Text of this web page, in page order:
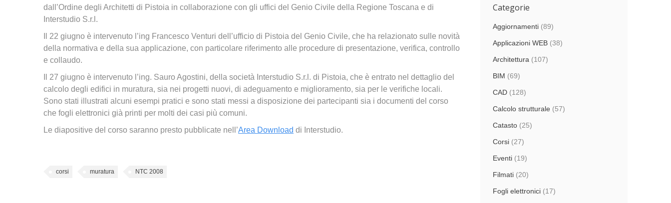
dall’Ordine degli Architetti di Pistoia in collaborazione con gli uffici del Genio Civile della Regione Toscana e di
Interstudio S.r.l.
Il 22 giugno è intervenuto l’ing Francesco Venturi dell’ufficio di Pistoia del Genio Civile, che ha relazionato sulle novità
della normativa e della sua applicazione, con particolare riferimento alle procedure di presentazione, verifica, controllo
e collaudo.
Il 27 giugno è intervenuto l’ing. Sauro Agostini, della società Interstudio S.r.l. di Pistoia, che è entrato nel dettaglio del
calcolo degli edifici in muratura, sia nei progetti nuovi, di adeguamento e miglioramento, sia per le verifiche locali.
Sono stati illustrati alcuni esempi pratici e sono stati messi a disposizione dei partecipanti sia i documenti del corso
che fogli elettronici già printi per molti dei casi più comuni.
Le diapositive del corso saranno presto pubblicate nell’Area Download di Interstudio.
corsi muratura NTC 2008
Categorie
Aggiornamenti (89)
Applicazioni WEB (38)
Architettura (107)
BIM (69)
CAD (128)
Calcolo strutturale (57)
Catasto (25)
Corsi (27)
Eventi (19)
Filmati (20)
Fogli elettronici (17)